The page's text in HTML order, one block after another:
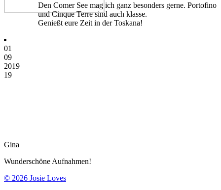
Den Comer See mag ich ganz besonders gerne. Portofino
und Cinque Terre sind auch klasse.
Genießt eure Zeit in der Toskana!
01
09
2019
19
Gina
Wunderschöne Aufnahmen!
© 2026 Josie Loves